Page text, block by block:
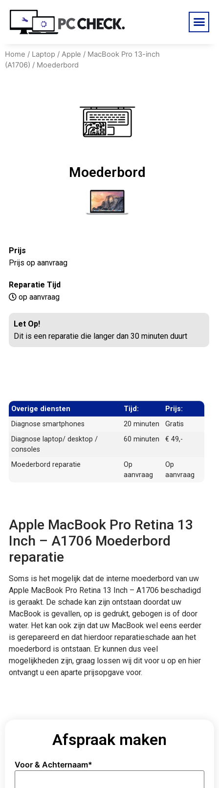
Home / Laptop / Apple / MacBook Pro 13-inch
(A1706) / Moederbord
Moederbord
Prijs
Prijs op aanvraag
Reparatie Tijd
op aanvraag
Let Op!
Dit is een reparatie die langer dan 30 minuten duurt
Overige diensten Tijd:
Prijs:
Diagnose smartphones
20 minuten
Gratis
Diagnose laptop/ desktop /
consoles
60 minuten € 49,-
Moederbord reparatie
Op
aanvraag
Op
aanvraag
Apple MacBook Pro Retina 13
Inch – A1706 Moederbord
reparatie
Soms is het mogelijk dat de interne moederbord van uw
Apple MacBook Pro Retina 13 Inch – A1706 beschadigd
is geraakt. De schade kan zijn ontstaan doordat uw
MacBook is gevallen, op is gedrukt, gebogen is of door
water. Het kan ook zijn dat uw MacBook wel eens eerder
is gerepareerd en dat hierdoor reparatieschade aan het
moederbord is ontstaan. Er kunnen dus veel
mogelijkheden zijn, graag lossen wij dit voor u op en hier
ontvangt u een aparte prijsopgave voor.
Afspraak maken
Voor & Achternaam*